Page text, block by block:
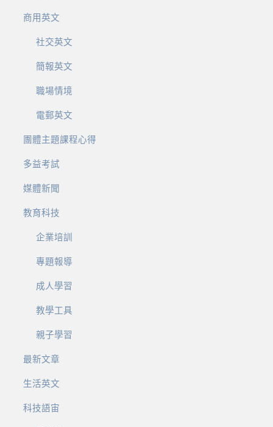
商用英文
社交英文
簡報英文
職場情境
電郵英文
團體主題課程心得
多益考試
媒體新聞
教育科技
企業培訓
專題報導
成人學習
教學工具
親子學習
最新文章
生活英文
科技語宙